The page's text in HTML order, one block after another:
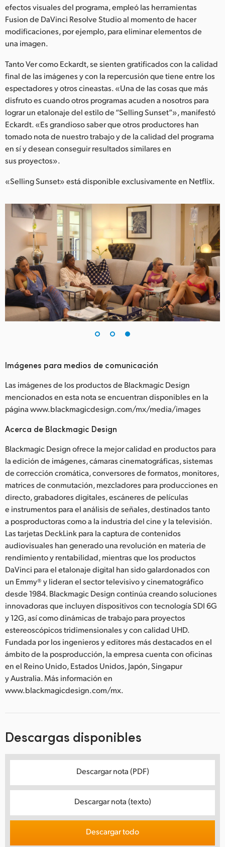
efectos visuales del programa, empleó las herramientas
Fusion de DaVinci Resolve Studio al momento de hacer
modificaciones, por ejemplo, para eliminar elementos de
una imagen.
Tanto Ver como Eckardt, se sienten gratificados con la calidad
final de las imágenes y con la repercusión que tiene entre los
espectadores y otros cineastas. «Una de las cosas que más
disfruto es cuando otros programas acuden a nosotros para
lograr un etalonaje del estilo de “Selling Sunset”», manifestó
Eckardt. «Es grandioso saber que otros productores han
tomado nota de nuestro trabajo y de la calidad del programa
en sí y desean conseguir resultados similares en
sus proyectos».
«Selling Sunset» está disponible exclusivamente en Netflix.
Imágenes para medios de comunicación
Las imágenes de los productos de Blackmagic Design
mencionados en esta nota se encuentran disponibles en la
página www.blackmagicdesign.com/mx/media/images
Acerca de Blackmagic Design
Blackmagic Design ofrece la mejor calidad en productos para
la edición de imágenes, cámaras cinematográficas, sistemas
de corrección cromática, conversores de formatos, monitores,
matrices de conmutación, mezcladores para producciones en
directo, grabadores digitales, escáneres de películas
e instrumentos para el análisis de señales, destinados tanto
a posproductoras como a la industria del cine y la televisión.
Las tarjetas DeckLink para la captura de contenidos
audiovisuales han generado una revolución en materia de
rendimiento y rentabilidad, mientras que los productos
DaVinci para el etalonaje digital han sido galardonados con
un Emmy® y lideran el sector televisivo y cinematográfico
desde 1984. Blackmagic Design continúa creando soluciones
innovadoras que incluyen dispositivos con tecnología SDI 6G
y 12G, así como dinámicas de trabajo para proyectos
estereoscópicos tridimensionales y con calidad UHD.
Fundada por los ingenieros y editores más destacados en el
ámbito de la posproducción, la empresa cuenta con oficinas
en el Reino Unido, Estados Unidos, Japón, Singapur
y Australia. Más información en
www.blackmagicdesign.com/mx.
Descargas disponibles
Descargar nota (PDF)
Descargar nota (texto)
Descargar todo